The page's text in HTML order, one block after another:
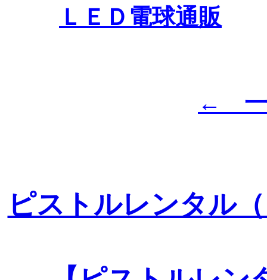
ＬＥＤ電球通販
← 一
ピストルレンタル